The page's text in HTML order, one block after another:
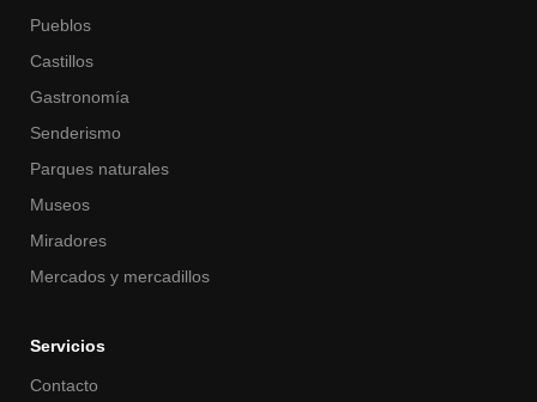
Pueblos
Castillos
Gastronomía
Senderismo
Parques naturales
Museos
Miradores
Mercados y mercadillos
Servicios
Contacto